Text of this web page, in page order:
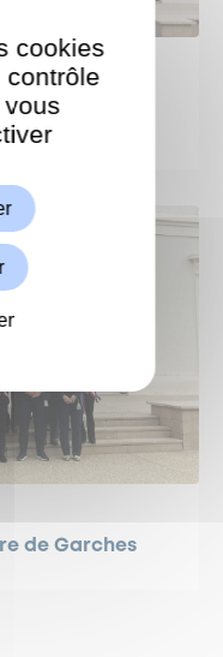
municipal
de Garches
cookies
contrôle